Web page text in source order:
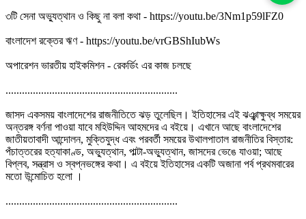
৩টি সেনা অভ্যুত্থান ও কিছু না বলা কথা - https://youtu.be/3Nm1p59lFZ0
বাংলাদেশ রক্তের ঋণ - https://youtu.be/vrGBShIubWs
অপারেশন ভারতীয় হাইকমিশন - রেকর্ডিং এর কাজ চলছে
...............................................................
জাসদ একসময় বাংলাদেশের রাজনীতিতে ঝড় তুলেছিল। ইতিহাসের এই ঝঞ্ঝাক্ষুব্ধ সময়ের
অন্তরঙ্গ বর্ণনা পাওয়া যাবে মহিউদ্দিন আহমদের এ বইয়ে। এখানে আছে বাংলাদেশের
জাতীয়তাবাদী আন্দোলন, মুক্তিযুদ্ধ এবং পরবর্তী সময়ের উথালপাতাল রাজনীতির বিস্তার:
পঁচাত্তরের হত্যাকাণ্ড, অভ্যুত্থান, পাল্টা-অভ্যুত্থান, জাসদের ভেঙে যাওয়া; আছে
বিপ্লব, সন্ত্রাস ও স্বপ্নভঙ্গের কথা। এ বইয়ে ইতিহাসের একটি অজানা পর্ব প্রথমবারের
মতো উন্মোচিত হলো ।
...............................................................